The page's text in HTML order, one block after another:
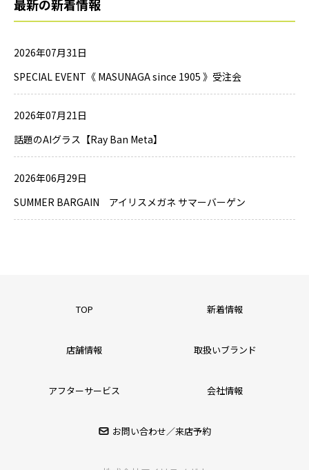
最新の新着情報
2026年07月31日
SPECIAL EVENT《 MASUNAGA since 1905 》受注会
2026年07月21日
話題のAIグラス【Ray Ban Meta】
2026年06月29日
SUMMER BARGAIN アイリスメガネ サマーバーゲン
TOP 新着情報
店舗情報 取扱いブランド
アフターサービス 会社情報
お問い合わせ／来店予約